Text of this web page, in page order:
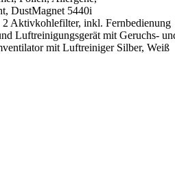
DustMagnet 5440i
Aktivkohlefilter, inkl. Fernbedienung
Luftreinigungsgerät mit Geruchs-
mit Luftreiniger Silber, Weiß